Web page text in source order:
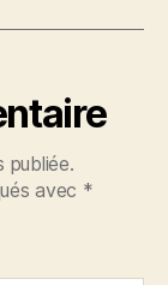
publiée.
avec *